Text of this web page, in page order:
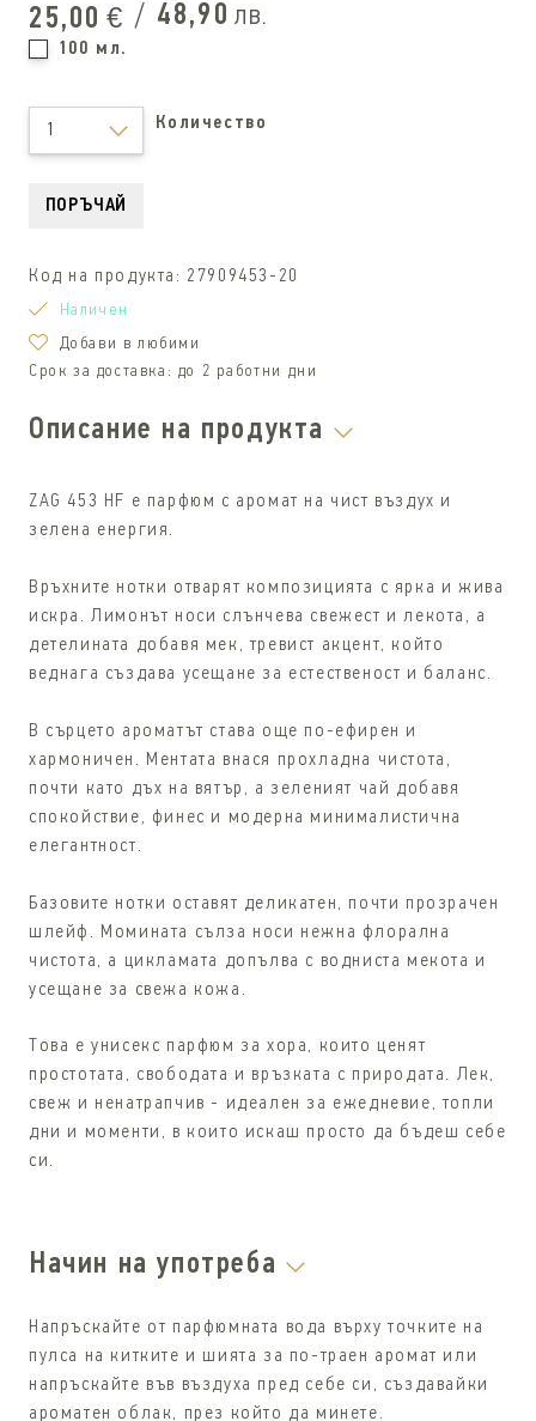
25,00 € / 48,90 лв.
100 мл.
1 Количество
ПОРЪЧАЙ
Код на продукта: 27909453-20
Наличен
Добави в любими
Срок за доставка: до 2 работни дни
Описание на продукта
ZAG 453 HF е парфюм с аромат на чист въздух и
зелена енергия.
Връхните нотки отварят композицията с ярка и жива
искра. Лимонът носи слънчева свежест и лекота, а
детелината добавя мек, тревист акцент, който
веднага създава усещане за естественост и баланс.
В сърцето ароматът става още по-ефирен и
хармоничен. Ментата внася прохладна чистота,
почти като дъх на вятър, а зеленият чай добавя
спокойствие, финес и модерна минималистична
елегантност.
Базовите нотки оставят деликатен, почти прозрачен
шлейф. Момината сълза носи нежна флорална
чистота, а цикламата допълва с водниста мекота и
усещане за свежа кожа.
Това е унисекс парфюм за хора, които ценят
простотата, свободата и връзката с природата. Лек,
свеж и ненатрапчив - идеален за ежедневие, топли
дни и моменти, в които искаш просто да бъдеш себе
си.
Начин на употреба
Напръскайте от парфюмната вода върху точките на
пулса на китките и шията за по-траен аромат или
напръскайте във въздуха пред себе си, създавайки
ароматен облак, през който да минете.